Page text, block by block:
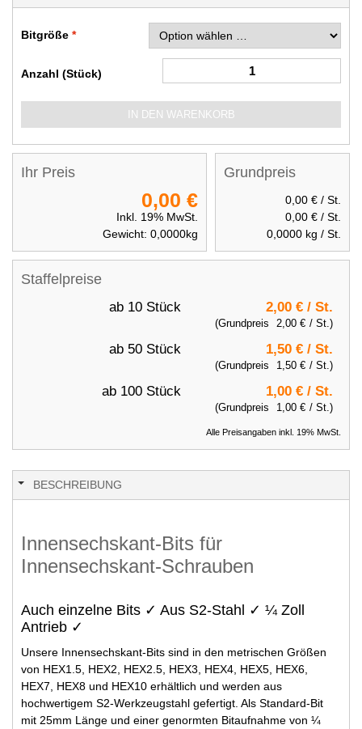
Bitgröße
Anzahl (Stück)
IN DEN WARENKORB
Staffelpreise
ab 10 Stück 2,00 € / St.
(Grundpreis 2,00 € / St.)
ab 50 Stück 1,50 € / St.
(Grundpreis 1,50 € / St.)
ab 100 Stück 1,00 € / St.
(Grundpreis 1,00 € / St.)
Alle Preisangaben inkl. 19% MwSt.
Grundpreis
0,00 € / St.
0,00 € / St.
0,0000 kg / St.
Ihr Preis
0,00 €
Inkl. 19% MwSt.
Gewicht: 0,0000kg
BESCHREIBUNG
Innensechskant-Bits für
Innensechskant-Schrauben
Auch einzelne Bits ✓ Aus S2-Stahl ✓ ¼ Zoll
Antrieb ✓
Unsere Innensechskant-Bits sind in den metrischen Größen
von HEX1.5, HEX2, HEX2.5, HEX3, HEX4, HEX5, HEX6,
HEX7, HEX8 und HEX10 erhältlich und werden aus
hochwertigem S2-Werkzeugstahl gefertigt. Als Standard-Bit
mit 25mm Länge und einer genormten Bitaufnahme von ¼